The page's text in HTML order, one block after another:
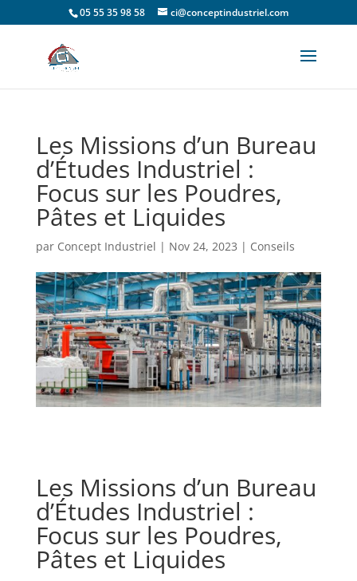
05 55 35 98 58 ci@conceptindustriel.com
Les Missions d’un Bureau
d’Études Industriel :
Focus sur les Poudres,
Pâtes et Liquides
par Concept Industriel | Nov 24, 2023 | Conseils
Les Missions d’un Bureau
d’Études Industriel :
Focus sur les Poudres,
Pâtes et Liquides